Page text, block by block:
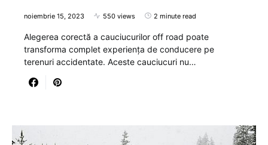
noiembrie 15, 2023 550 views 2 minute read
Alegerea corectă a cauciucurilor off road poate
transforma complet experiența de conducere pe
terenuri accidentate. Aceste cauciucuri nu…